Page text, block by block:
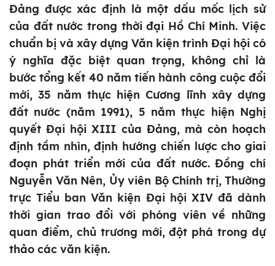
Đảng được xác định là một dấu mốc lịch sử
của đất nước trong thời đại Hồ Chí Minh. Việc
chuẩn bị và xây dựng Văn kiện trình Đại hội có
ý nghĩa đặc biệt quan trọng, không chỉ là
bước tổng kết 40 năm tiến hành công cuộc đổi
mới, 35 năm thực hiện Cương lĩnh xây dựng
đất nước (năm 1991), 5 năm thực hiện Nghị
quyết Đại hội XIII của Đảng, mà còn hoạch
định tầm nhìn, định hướng chiến lược cho giai
đoạn phát triển mới của đất nước. Đồng chí
Nguyễn Văn Nên, Ủy viên Bộ Chính trị, Thường
trực Tiểu ban Văn kiện Đại hội XIV đã dành
thời gian trao đổi với phóng viên về những
quan điểm, chủ trương mới, đột phá trong dự
thảo các văn kiện.